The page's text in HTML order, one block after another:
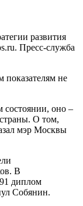
развития
Пресс-служба
показателям не
состоянии, оно –
О том,
мэр Москвы
В
диплом
Собянин.